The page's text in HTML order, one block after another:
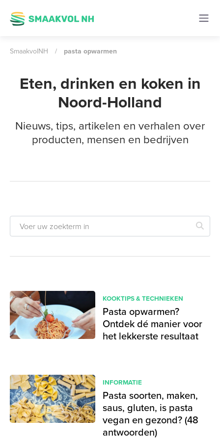
SmaakvolNH / pasta opwarmen
Eten, drinken en koken in
Noord-Holland
Nieuws, tips, artikelen en verhalen over
producten, mensen en bedrijven
KOOKTIPS & TECHNIEKEN
Pasta opwarmen?
Ontdek dé manier voor
het lekkerste resultaat
INFORMATIE
Pasta soorten, maken,
saus, gluten, is pasta
vegan en gezond? (48
antwoorden)